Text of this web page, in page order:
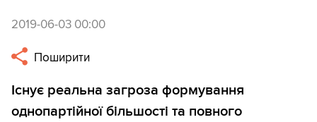
2019-06-03 00:00
Поширити
Існує реальна загроза формування
однопартійної більшості та повного